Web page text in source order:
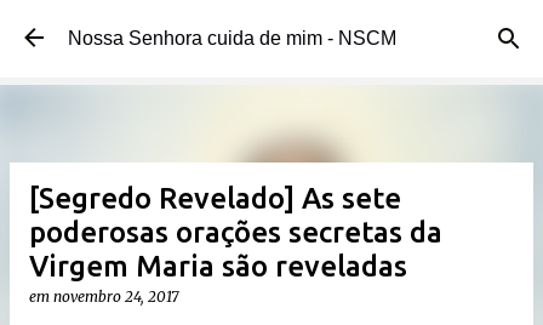
Pular para o conteúdo principal
Nossa Senhora cuida de mim - NSCM
[Segredo Revelado] As sete
poderosas orações secretas da
Virgem Maria são reveladas
em novembro 24, 2017